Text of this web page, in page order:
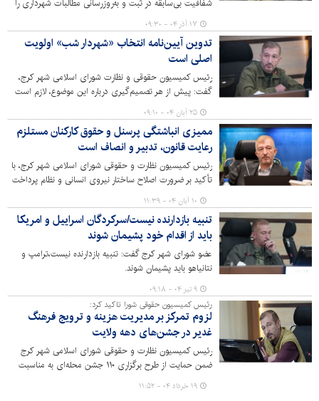
شفافیت بی‌سابقه در ثبت و به‌روزرسانی مطالبات شهرداری را
نتیجه پیگیری‌های مستمر شورا و تلاش مجموعه حقوقی و
درآمدی شهرداری دانست و این اقدام را «قابل تقدیر» توصیف
کرد.
۱۷ آذر ۰۴ - ۰۹:۳۰
تدوین آیین‌نامه انتخاب «شهردار شب» اولویت
اصلی است
رئیس کمیسیون حقوقی و نظارت شورای اسلامی شهر کرج،
گفت: پیش از هر تصمیم‌گیری درباره این موضوع، لازم است
ابتدا آیین‌نامه‌ای جامع و اجرایی تدوین شود تا انتخاب شهردار
شب با رعایت چارچوب قانونی و مصوبات شوراهای اسلامی هر
شهر انجام شود.
۲۵ آبان ۰۴ - ۰۹:۱۰
ممیزی انباشتگی پرسنل و حقوق کارکنان مستلزم
رعایت قانون، تدبیر و انصاف است
رئیس کمیسیون نظارت و حقوقی شورای اسلامی شهر کرج، با
تأکید بر ضرورت اصلاح ساختار نیروی انسانی و نظام پرداخت
حقوق در شهرداری، گفت: ممیزی انباشتگی پرسنلی و
پرداخت‌ها باید بر اساس قانون، تدبیر و انصاف انجام شود تا
عدالت سازمانی و بهره‌وری در مدیریت شهری تحقق یابد.
۱۰ آبان ۰۴ - ۱۱:۳۹
تنبیه بازدارنده نیست/سرکردگان اسراییل و امریکا
باید از اقدام خود پشیمان شوند
عضو شورای شهر کرج گفت: تنبیه بازدارنده نیست،ترامپ و
نتانیاهو باید پشیمان شوند.
۹ تیر ۰۴ - ۰۹:۱۸
رئیس کمیسیون حقوقی شورا تاکید کرد:
لزوم تمرکز بر مدیریت هزینه‌ و ترویج فرهنگ
غدیر در جشن‌های دهه ولایت
رئیس کمیسیون نظارت و حقوقی شورای اسلامی شهر کرج
ضمن حمایت از طرح برگزاری ۱۱۰ جشن محله‌ای به مناسبت
دهه کرامت و امامت، بر لزوم مدیریت موثر هزینه‌ها و همچنین
ترویج فرهنگ غدیر با استفاده از امکانات شهرداری تأکید کرد.
۱۹ خرداد ۰۴ - ۱۱:۵۲